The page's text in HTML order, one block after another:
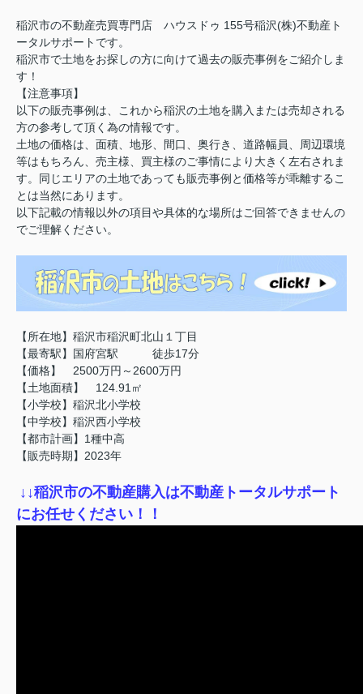
稲沢市の不動産売買専門店 ハウスドゥ 155号稲沢(株)不動産ト
ータルサポートです。
稲沢市で土地をお探しの方に向けて過去の販売事例をご紹介しま
す！
【注意事項】
以下の販売事例は、これから稲沢の土地を購入または売却される
方の参考して頂く為の情報です。
土地の価格は、面積、地形、間口、奥行き、道路幅員、周辺環境
等はもちろん、売主様、買主様のご事情により大きく左右されま
す。同じエリアの土地であっても販売事例と価格等が乖離するこ
とは当然にあります。
以下記載の情報以外の項目や具体的な場所はご回答できませんの
でご理解ください。
【所在地】稲沢市稲沢町北山１丁目
【最寄駅】国府宮駅 徒歩17分
【価格】 2500万円～2600万円
【土地面積】 124.91㎡
【小学校】稲沢北小学校
【中学校】稲沢西小学校
【都市計画】1種中高
【販売時期】2023年
↓ ↓稲沢市の不動産購入は不動産トータルサポート
にお任せください！！